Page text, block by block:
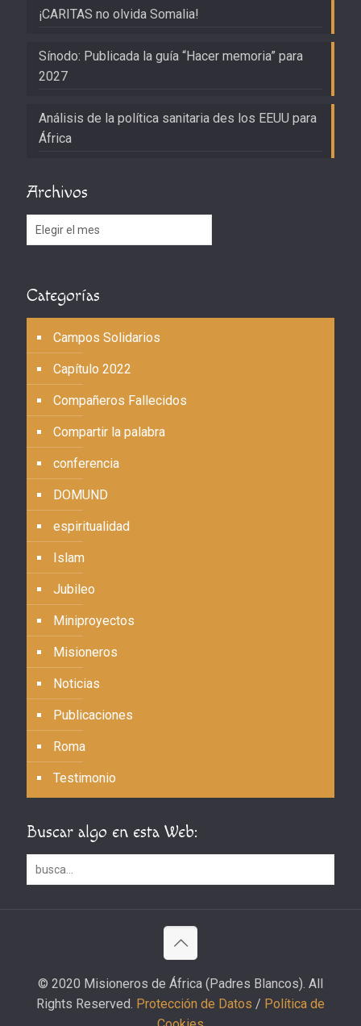
¡CARITAS no olvida Somalia!
Sínodo: Publicada la guía “Hacer memoria” para
2027
Análisis de la política sanitaria des los EEUU para
África
Archivos
Archivos
Categorías
Campos Solidarios
Capítulo 2022
Compañeros Fallecidos
Compartir la palabra
conferencia
DOMUND
espiritualidad
Islam
Jubileo
Miniproyectos
Misioneros
Noticias
Publicaciones
Roma
Testimonio
Buscar algo en esta Web:
© 2020 Misioneros de África (Padres Blancos). All
Rights Reserved. Protección de Datos / Política de